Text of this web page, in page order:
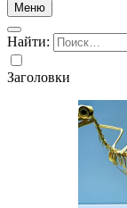
Меню
Найти:
Заголовки